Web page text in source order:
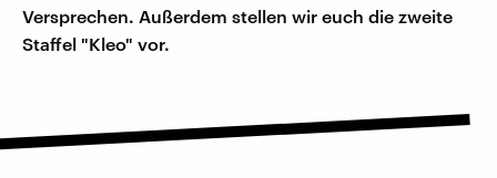
Versprechen. Außerdem stellen wir euch die zweite
Staffel "Kleo" vor.